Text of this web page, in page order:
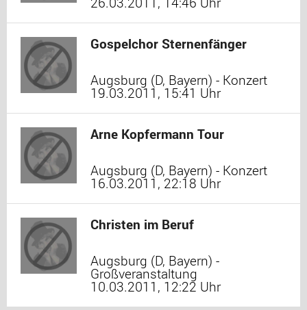
Gospelchor Sternenfänger
Augsburg (D, Bayern) - Konzert
19.03.2011, 15:41 Uhr
Arne Kopfermann Tour
Augsburg (D, Bayern) - Konzert
16.03.2011, 22:18 Uhr
Christen im Beruf
Augsburg (D, Bayern) -
Großveranstaltung
10.03.2011, 12:22 Uhr